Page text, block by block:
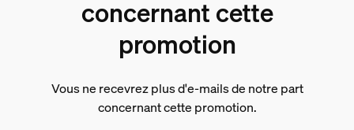
concernant cette
promotion
Vous ne recevrez plus d'e-mails de notre part
concernant cette promotion.